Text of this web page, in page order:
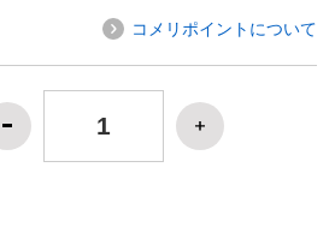
コメリポイントについて